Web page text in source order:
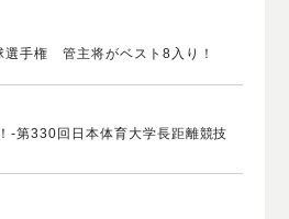
選手権 管主将がベスト8入り！
-第330回日本体育大学長距離競技